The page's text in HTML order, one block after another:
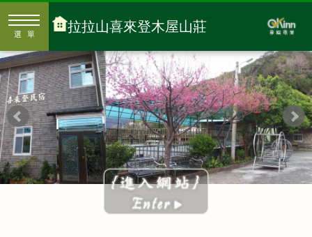
選單 拉拉山喜來登木屋山莊